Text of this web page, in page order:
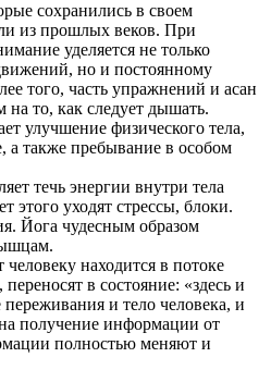
сохранились в своем
из прошлых веков. При
уделяется не только
но и постоянному
того, часть упражнений и асан
на то, как следует дышать.
улучшение физического тела,
а также пребывание в особом
течь энергии внутри тела
этого уходят стрессы, блоки.
Йога чудесным образом
находится в потоке
в состояние: «здесь и
и тело человека, и
получение информации от
полностью меняют и